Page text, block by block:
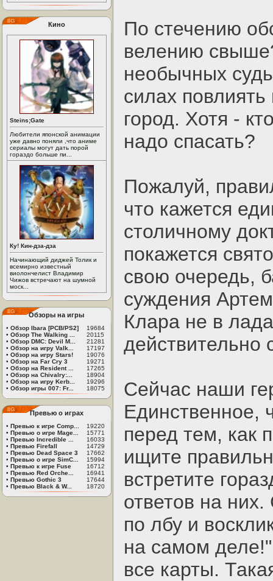
Кино
Steins;Gate
Любители японской анимации
уже давно поняли ,что аниме
сериалы могут дать порой
гораздо больше пи...
Ку! Кин-дза-дза
Начинающий диджей Толик и
всемирно известный
виолончелист Владимир
Чижов встречают на шумной
моск...
Обзоры на игры
• Обзор Ibara [PCB/PS2]
19684
• Обзор The Walking ...
20115
• Обзор DMC: Devil M...
21281
• Обзор на игру Valk...
17197
• Обзор на игру Stars!
19076
• Обзор на Far Cry 3
19271
• Обзор на Resident ...
17265
• Обзор на Chivalry:...
18904
• Обзор на игру Kerb...
19296
• Обзор игры 007: Fr... 18075
Превью о играх
• Превью к игре Comp...
19220
• Превью о игре Mage...
15771
• Превью Incredible ...
16033
• Превью Firefall
14729
• Превью Dead Space 3
17662
• Превью о игре SimC...
15994
• Превью к игре Fuse
16712
• Превью Red Orche...
16941
• Превью Gothic 3
17644
• Превью Black & W... 18720
По стечению
велению
необычных
силах
город. Хотя -
надо спасать?
Пожалуй,
что кажется
столичному
покажется
свою очередь,
суждения
Клара не в
действительно
Сейчас наши
Единственное,
перед тем, как
ищите
встретите
ответов на них.
по лбу и
на самом
все карты.